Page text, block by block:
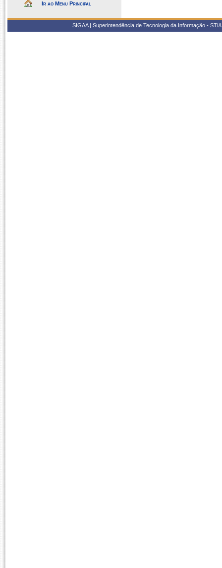
Ir ao Menu Principal
SIGAA | Superintendência de Tecnologia da Informação -